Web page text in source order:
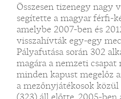
Összesen tizenegy nagy
segítette a magyar férfi-
amelybe 2007-ben és
visszahívták egy-egy
Pályafutása során 302
magára a nemzeti csapat
minden kapust megelőz
a mezőnyjátékosok közül